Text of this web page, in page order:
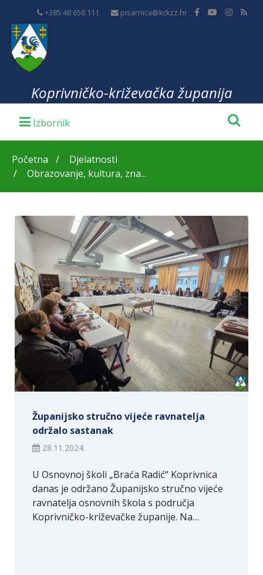
+385 48 658 111 pisarnica@kckzz.hr
Koprivničko-križevačka županija
Početna
Djelatnosti
Obrazovanje, kultura, zna...
Županijsko stručno vijeće ravnatelja
održalo sastanak
28.11.2024.
U Osnovnoj školi „Braća Radić“ Koprivnica
danas je održano Županijsko stručno vijeće
ravnatelja osnovnih škola s područja
Koprivničko-križevačke županije. Na…